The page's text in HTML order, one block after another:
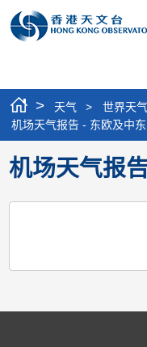
> 天气 > 世界天气
机场天气报告 - 东欧及中东
机场天气报